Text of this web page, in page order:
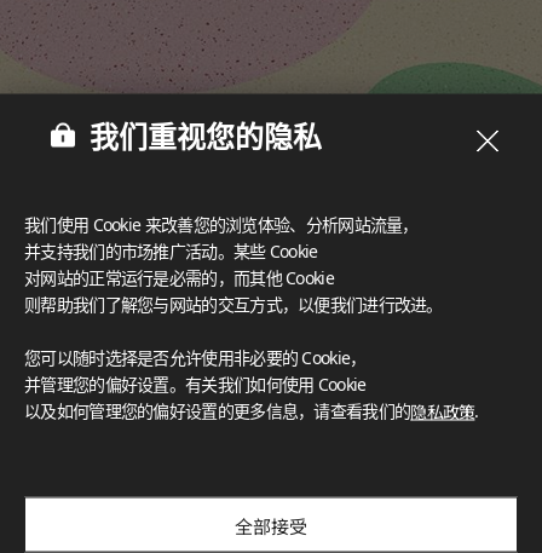
多样设计‌
丰富的设计选择为创意空间营造提供了可能，可满足任何美学风
格需求。
认证
LX Hausys 的 HFLOR 地板秉承对人、空间和环境的承诺，提
供无与伦比的可靠性。
FloorScore®
Certification for indoor air quality, ensuring low emissions o
我们重视您的隐私
我们使用 Cookie 来改善您的浏览体验、分析网站流量，
并支持我们的市场推广活动。某些 Cookie
对网站的正常运行是必需的，而其他 Cookie
则帮助我们了解您与网站的交互方式，以便我们进行改进。
您可以随时选择是否允许使用非必要的 Cookie，
并管理您的偏好设置。有关我们如何使用 Cookie
以及如何管理您的偏好设置的更多信息，请查看我们的隐私政策.
全部接受